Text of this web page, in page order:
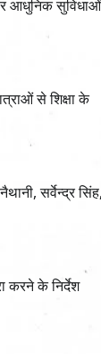
आधुनिक सुविधाओं
से शिक्षा के
सर्वेन्द्र सिंह,
करने के निर्देश